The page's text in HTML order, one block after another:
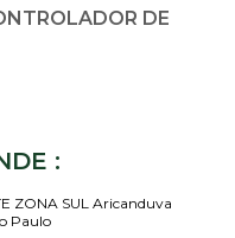
DE
:
ZONA SUL Aricanduva
Paulo